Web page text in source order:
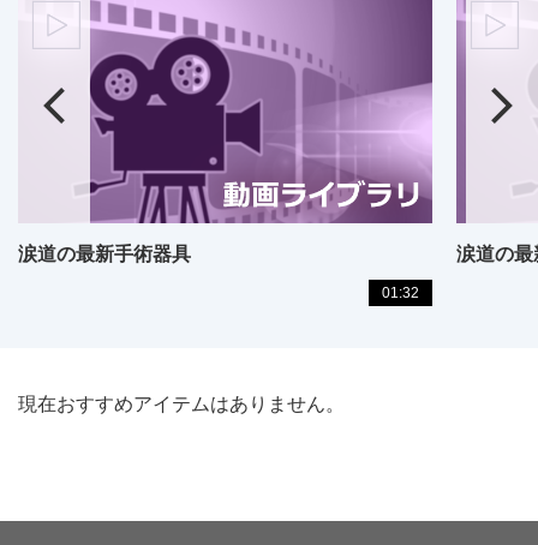
涙道の最新手術器具
01:32
涙道の最
現在おすすめアイテムはありません。